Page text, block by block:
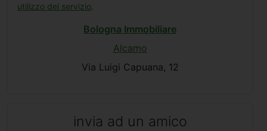
utilizzo del servizio
Bologna Immobiliare
Alcamo
Via Luigi Capuana, 12
invia ad un amico